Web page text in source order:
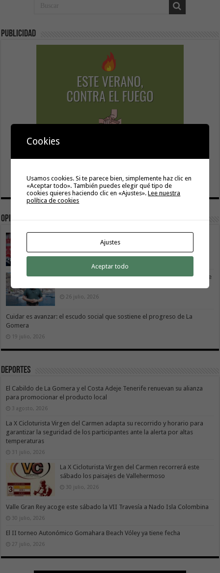
Publicidad
Opinión
Vivir donde se estudia: una cuestión de igualdad entre
26 julio, 2026
Cuidar es avanzar: el escudo social que sostiene el progreso de La
Gomera
19 julio, 2026
Deportes
El Cabildo de La Gomera y el Costa Adeje Tenerife renuevan su alianza
para promocionar el producto local
3 agosto, 2026
La X Cicloturista Virgen del Carmen adapta su recorrido y horario para
garantizar la seguridad de los participantes ante la alerta por altas
temperaturas
31 julio, 2026
La X Cicloturista Virgen del Carmen recorrerá este
sábado los paisajes de Vallehermoso
30 julio, 2026
Valle Gran Rey acoge este sábado la VII Travesía a Nado Isla Colombina
30 julio, 2026
El II torneo Autonómico Gomahara Beach Vóley ya tiene fecha
27 julio, 2026
Cookies
Usamos cookies. Si te parece bien, simplemente haz clic en
«Aceptar todo». También puedes elegir qué tipo de
cookies quieres haciendo clic en «Ajustes».Lee nuestra
política de cookies
Ajustes
Aceptar todo